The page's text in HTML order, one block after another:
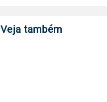
Veja também